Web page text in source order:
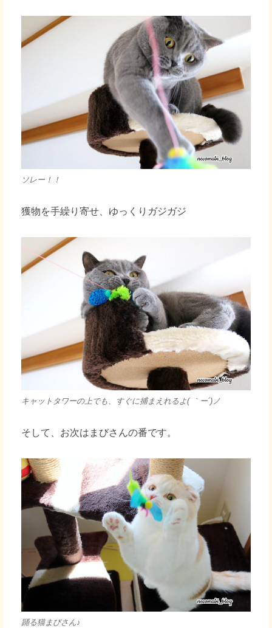
ソレー！！
獲物を手繰り寄せ、ゆっくりガジガジ
キャットタワーの上でも、すぐに捕まえれるよ( ｀ー´)ノ
そして、お次はまびさんの番です。
踊る猫まびさん♪